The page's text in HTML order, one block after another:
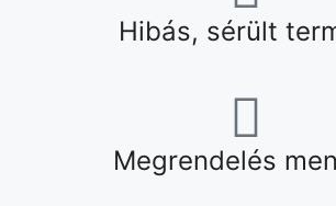
Hibás, sérült
Megrendelés